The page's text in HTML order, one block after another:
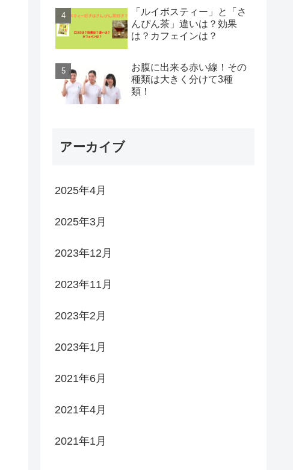
「ルイボスティー」と「さ
んぴん茶」違いは？効果
は？カフェインは？
お腹に出来る赤い線！その
種類は大きく分けて3種
類！
アーカイブ
2025年4月
2025年3月
2023年12月
2023年11月
2023年2月
2023年1月
2021年6月
2021年4月
2021年1月